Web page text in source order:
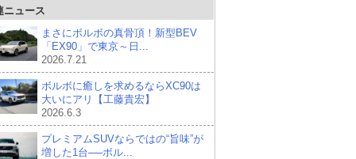
ニュース
まさにボルボの真骨頂！新型BEV
「EX90」で東京～日...
2026.7.21
ボルボに癒しを求めるならXC90は
大いにアリ【工藤貴宏】
2026.6.3
プレミアムSUVならではの“旨味”が
増した1台──ボル...